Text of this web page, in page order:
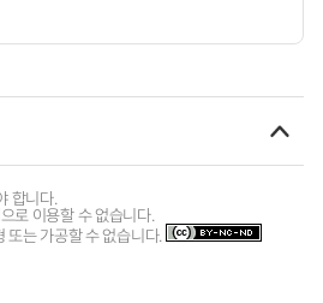
합니다.
로 이용할 수 없습니다.
또는 가공할 수 없습니다.